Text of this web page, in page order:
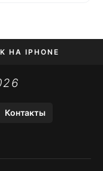
НА IPHONE
Контакты